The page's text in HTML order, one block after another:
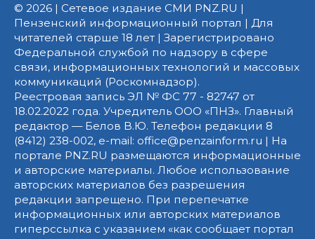
© 2026 | Сетевое издание СМИ PNZ.RU |
Пензенский информационный портал | Для
читателей старше 18 лет | Зарегистрировано
Федеральной службой по надзору в сфере
связи, информационных технологий и массовых
коммуникаций (Роскомнадзор).
Реестровая запись ЭЛ № ФС 77 - 82747 от
18.02.2022 года. Учредитель ООО «ПНЗ». Главный
редактор — Белов В.Ю. Телефон редакции 8
(8412) 238-002, e-mail: office@penzainform.ru | На
портале PNZ.RU размещаются информационные
и авторские материалы. Любое использование
авторских материалов без разрешения
редакции запрещено. При перепечатке
информационных или авторских материалов
гиперссылка с указанием «как сообщает портал